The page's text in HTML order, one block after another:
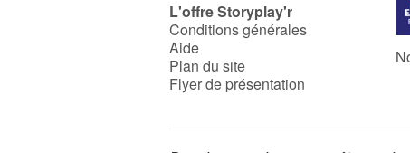
L'offre Storyplay'r
Conditions générales
Aide
Plan du site
Flyer de présentation